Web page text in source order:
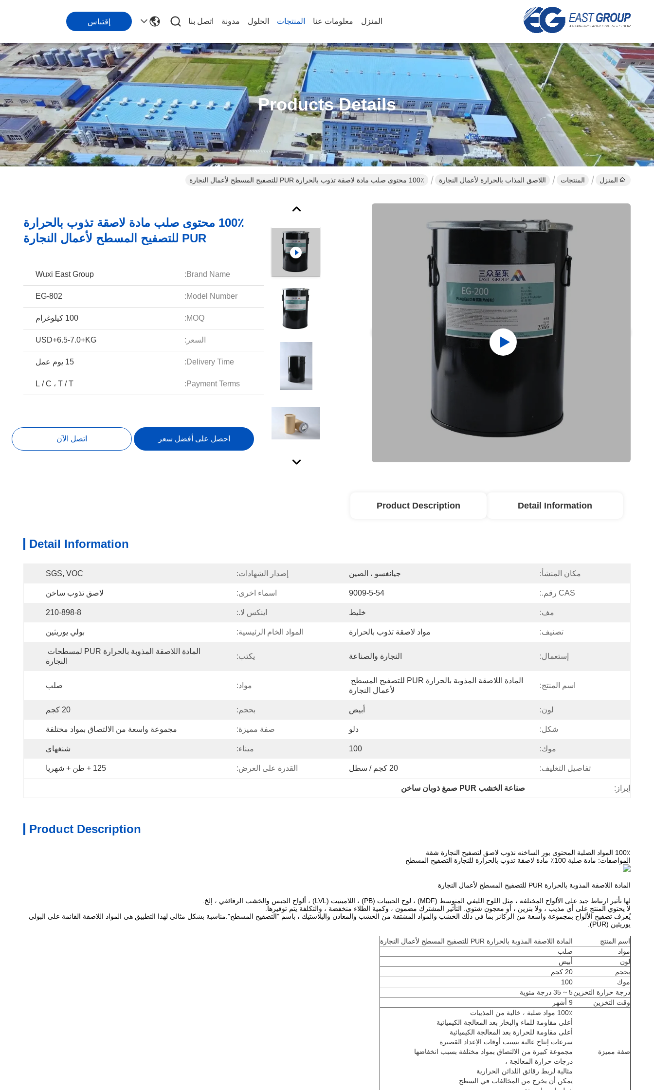
المنزل معلومات عنا المنتجات الحلول مدونة اتصل بنا إقتباس
Products Details
المنزل المنتجات اللاصق المذاب بالحرارة لأعمال النجارة 100٪ محتوى صلب مادة لاصقة تذوب بالحرارة PUR للتصفيح المسطح لأعمال النجارة
100٪ محتوى صلب مادة لاصقة تذوب بالحرارة
PUR للتصفيح المسطح لأعمال النجارة
Brand Name:
Wuxi East Group
Model Number:
EG-802
MOQ: 100 كيلوغرام
السعر: USD+6.5-7.0+KG
Delivery Time: 15 يوم عمل
Payment Terms: L / C ، T / T
احصل على أفضل سعر اتصل الآن
Detail Information
Product Description
Detail Information
مكان المنشأ: جيانغسو ، الصين إصدار الشهادات: SGS, VOC
CAS رقم.: 9009-5-54 اسماء اخرى: لاصق تذوب ساخن
مف: خليط اينكس لا.: 210-898-8
تصنيف: مواد لاصقة تذوب بالحرارة المواد الخام الرئيسية: بولي يوريثين
إستعمال: النجارة والصناعة يكتب:
النجارة
اسم المنتج:
لأعمال النجارة
مواد: صلب
لون: أبيض بحجم: 20 كجم
شكل: دلو صفة مميزة: مجموعة واسعة من الالتصاق بمواد مختلفة
موك: 100 ميناء: شنغهاي
تفاصيل التغليف: 20 كجم / سطل القدرة على العرض: 125 + طن + شهريا
إبراز: صناعة الخشب PUR صمغ ذوبان ساخن
Product Description
100٪ المواد الصلبة المحتوى بور الساخنه نذوب لاصق لتصفيح النجارة شقة
المواصفات: مادة صلبة 100٪ مادة لاصقة تذوب بالحرارة للنجارة التصفيح المسطح
المادة اللاصقة المذوبة بالحرارة PUR للتصفيح المسطح لأعمال النجارة
لها تأثير ارتباط جيد على الألواح المختلفة ، مثل اللوح الليفي المتوسط ​​(MDF) ، لوح الحبيبات (PB) ، اللامينيت (LVL) ، ألواح الجبس والخشب الرقائقي ، إلخ.
لا يحتوي المنتج على أي مذيب ، ولا بنزين ، أو معجون شتوي. التأثير المشترك مضمون ، وكمية الطلاء منخفضة ، والتكلفة يتم توفيرها.
يُعرف تصفيح الألواح بمجموعة واسعة من الركائز بما في ذلك الخشب والمواد المشتقة من الخشب والمعادن والبلاستيك ، باسم "التصفيح المسطح".مناسبة بشكل مثالي لهذا التطبيق هي المواد اللاصقة القائمة على البولي
يوريثين (PUR).
اسم المنتج
المادة اللاصقة المذوبة بالحرارة PUR للتصفيح المسطح لأعمال النجارة
مواد
صلب
لون
أبيض
بحجم
20 كجم
موك
100
درجة حرارة التخزين5 ~ 35 درجة مئوية
وقت التخزين
9 أشهر
صفة مميزة
100٪ مواد صلبة ، خالية من المذيبات
أعلى مقاومة للماء والبخار بعد المعالجة الكيميائية
أعلى مقاومة للحرارة بعد المعالجة الكيميائية
سرعات إنتاج عالية بسبب أوقات الإعداد القصيرة
مجموعة كبيرة من الالتصاق بمواد مختلفة بسبب انخفاضها
درجات حرارة المعالجة ،
مثالية لربط رقائق اللدائن الحرارية
يمكن أن يخرج من المخالفات في السطح